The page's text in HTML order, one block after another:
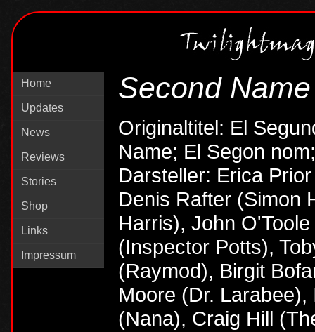
Home
Updates
News
Reviews
Stories
Shop
Links
Impressum
Second Name
Originaltitel: El
Name; El Segon
Darsteller: Erica
Denis Rafter (Simon
Harris), John
(Inspector Potts),
(Raymod), Birgit
Moore (Dr.
(Nana), Craig Hill